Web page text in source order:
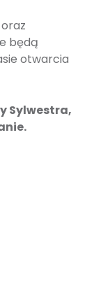
będą
otwarcia
Sylwestra,